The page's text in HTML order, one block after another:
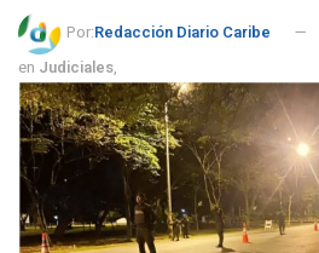
Por:Redacción Diario Caribe
en Judiciales,